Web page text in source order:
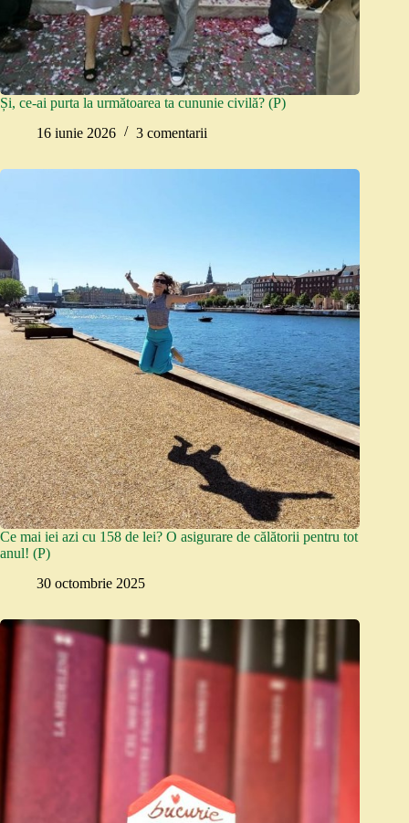
Și, ce-ai purta la următoarea ta cununie civilă? (P)
16 iunie 2026
3 comentarii
Ce mai iei azi cu 158 de lei? O asigurare de călătorii pentru tot
anul! (P)
30 octombrie 2025